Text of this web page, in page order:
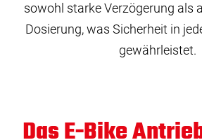
sowohl starke Verzögerung als
Dosierung, was Sicherheit in
gewährleistet.
Das E-Bike